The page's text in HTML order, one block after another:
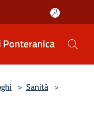
Ponteranica
> Sanità >